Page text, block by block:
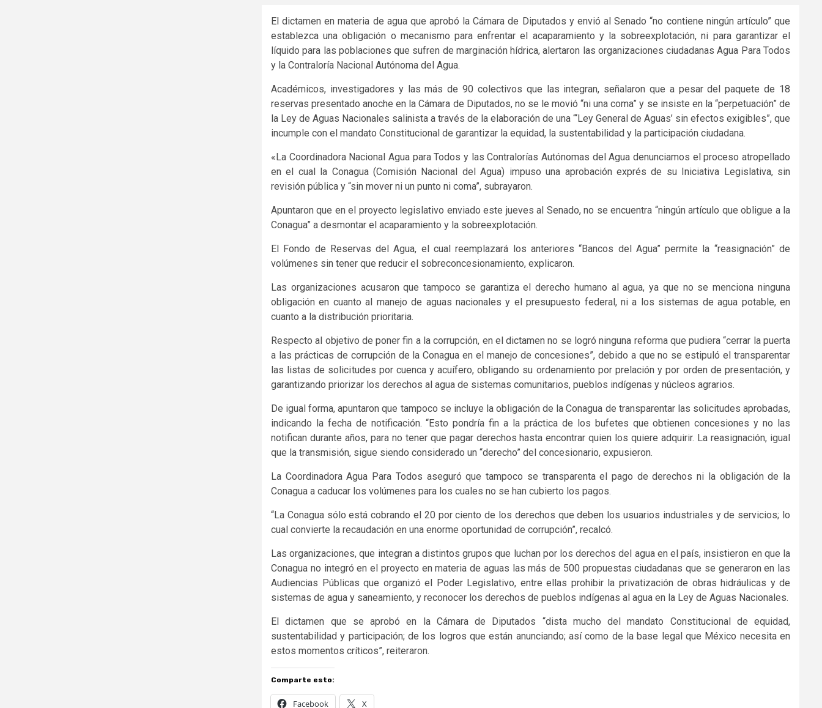
El dictamen en materia de agua que aprobó la Cámara de Diputados y envió al Senado “no contiene ningún artículo” que
establezca una obligación o mecanismo para enfrentar el acaparamiento y la sobreexplotación, ni para garantizar el
líquido para las poblaciones que sufren de marginación hídrica, alertaron las organizaciones ciudadanas Agua Para Todos
y la Contraloría Nacional Autónoma del Agua.
Académicos, investigadores y las más de 90 colectivos que las integran, señalaron que a pesar del paquete de 18
reservas presentado anoche en la Cámara de Diputados, no se le movió “ni una coma” y se insiste en la “perpetuación” de
la Ley de Aguas Nacionales salinista a través de la elaboración de una “‘Ley General de Aguas’ sin efectos exigibles”, que
incumple con el mandato Constitucional de garantizar la equidad, la sustentabilidad y la participación ciudadana.
«La Coordinadora Nacional Agua para Todos y las Contralorías Autónomas del Agua denunciamos el proceso atropellado
en el cual la Conagua (Comisión Nacional del Agua) impuso una aprobación exprés de su Iniciativa Legislativa, sin
revisión pública y “sin mover ni un punto ni coma”, subrayaron.
Apuntaron que en el proyecto legislativo enviado este jueves al Senado, no se encuentra “ningún artículo que obligue a la
Conagua” a desmontar el acaparamiento y la sobreexplotación.
El Fondo de Reservas del Agua, el cual reemplazará los anteriores “Bancos del Agua” permite la “reasignación” de
volúmenes sin tener que reducir el sobreconcesionamiento, explicaron.
Las organizaciones acusaron que tampoco se garantiza el derecho humano al agua, ya que no se menciona ninguna
obligación en cuanto al manejo de aguas nacionales y el presupuesto federal, ni a los sistemas de agua potable, en
cuanto a la distribución prioritaria.
Respecto al objetivo de poner fin a la corrupción, en el dictamen no se logró ninguna reforma que pudiera “cerrar la puerta
a las prácticas de corrupción de la Conagua en el manejo de concesiones”, debido a que no se estipuló el transparentar
las listas de solicitudes por cuenca y acuífero, obligando su ordenamiento por prelación y por orden de presentación, y
garantizando priorizar los derechos al agua de sistemas comunitarios, pueblos indígenas y núcleos agrarios.
De igual forma, apuntaron que tampoco se incluye la obligación de la Conagua de transparentar las solicitudes aprobadas,
indicando la fecha de notificación. “Esto pondría fin a la práctica de los bufetes que obtienen concesiones y no las
notifican durante años, para no tener que pagar derechos hasta encontrar quien los quiere adquirir. La reasignación, igual
que la transmisión, sigue siendo considerado un “derecho” del concesionario, expusieron.
La Coordinadora Agua Para Todos aseguró que tampoco se transparenta el pago de derechos ni la obligación de la
Conagua a caducar los volúmenes para los cuales no se han cubierto los pagos.
“La Conagua sólo está cobrando el 20 por ciento de los derechos que deben los usuarios industriales y de servicios; lo
cual convierte la recaudación en una enorme oportunidad de corrupción”, recalcó.
Las organizaciones, que integran a distintos grupos que luchan por los derechos del agua en el país, insistieron en que la
Conagua no integró en el proyecto en materia de aguas las más de 500 propuestas ciudadanas que se generaron en las
Audiencias Públicas que organizó el Poder Legislativo, entre ellas prohibir la privatización de obras hidráulicas y de
sistemas de agua y saneamiento, y reconocer los derechos de pueblos indígenas al agua en la Ley de Aguas Nacionales.
El dictamen que se aprobó en la Cámara de Diputados “dista mucho del mandato Constitucional de equidad,
sustentabilidad y participación; de los logros que están anunciando; así como de la base legal que México necesita en
estos momentos críticos”, reiteraron.
Comparte esto:
Facebook X